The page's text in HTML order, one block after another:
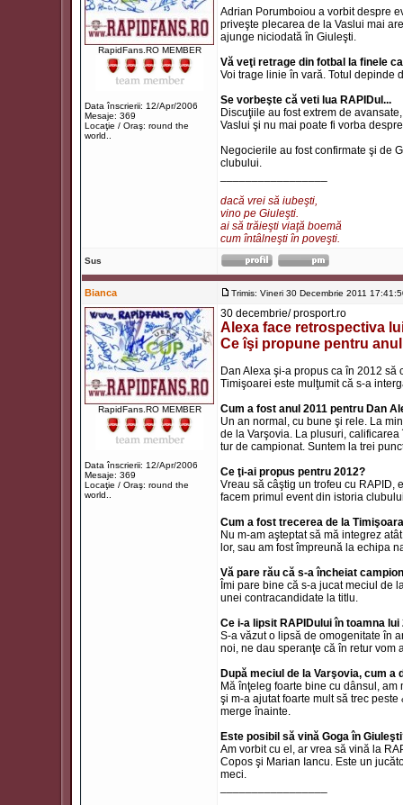
RapidFans.RO MEMBER
Data înscrierii: 12/Apr/2006
Mesaje: 369
Locaţie / Oraş: round the
world..
Adrian Porumboiou a vorbit despre
priveşte plecarea de la Vaslui mai
ajunge niciodată în Giuleşti.
Vă veţi retrage din fotbal la finele
Voi trage linie în vară. Totul depinde
Se vorbeşte că veti lua RAPIDul...
Discuţiile au fost extrem de
Vaslui şi nu mai poate fi vorba
Negocierile au fost confirmate şi de
clubului.
dacă vrei să iubeşti,
vino pe Giuleşti.
ai să trăieşti viaţă boemă
cum întâlneşti în poveşti.
Sus
Bianca Trimis: Vineri 30 Decembrie 2011
RapidFans.RO MEMBER
Data înscrierii: 12/Apr/2006
Mesaje: 369
Locaţie / Oraş: round the
world..
30 decembrie/ prosport.ro
Alexa face retrospectiva
Ce îşi propune pentru
Dan Alexa şi-a propus ca în 2012
Timişoarei este mulţumit că s-a
Cum a fost anul 2011 pentru Dan
Un an normal, cu bune şi rele. La
de la Varşovia. La plusuri,
tur de campionat. Suntem la trei
Ce ţi-ai propus pentru 2012?
Vreau să câştig un trofeu cu RAPID,
facem primul event din istoria
Cum a fost trecerea de la
Nu m-am aşteptat să mă integrez
lor, sau am fost împreună la echipa
Vă pare rău că s-a încheiat
Îmi pare bine că s-a jucat meciul de
unei contracandidate la titlu.
Ce i-a lipsit RAPIDului în toamna lui
S-a văzut o lipsă de omogenitate în
noi, ne dau speranţe că în retur vom
După meciul de la Varşovia, cum
Mă înţeleg foarte bine cu dânsul,
şi m-a ajutat foarte mult să trec
merge înainte.
Este posibil să vină Goga în
Am vorbit cu el, ar vrea să vină la
Copos şi Marian Iancu. Este un
meci.